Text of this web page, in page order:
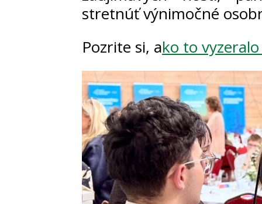
stretnúť výnimočné
Pozrite si, ako to